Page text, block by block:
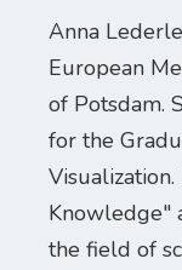
Anna
European
of Potsdam.
for the
Knowledge"
the field of